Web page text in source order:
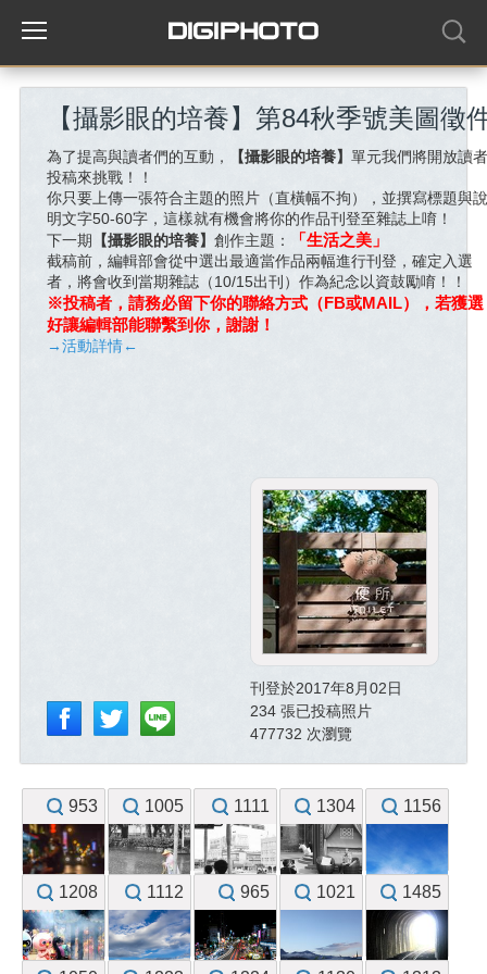
【攝影眼的培養】第84秋季號美圖徵
為了提高與讀者們的互動， 【攝影眼的培養】單元我們將開放讀
投稿來挑戰！！
你只要上傳一張符合主題的照片（直橫幅不拘），並撰寫標題與
明文字50-60字，這樣就有機會將你的作品刊登至雜誌上唷！
下一期 【攝影眼的培養】創作主題： 「生活之美 」
截稿前，編輯部會從中選出最適當作品兩幅進行刊登，確定入選
者，將會收到當期雜誌（10/15出刊）作為紀念以資鼓勵唷！！
※投稿者，請務必留下你的聯絡方式（FB或MAIL），若獲選
好讓編輯部能聯繫到你，謝謝！
→活動詳情←
刊登於2017年8月02日
234 張已投稿照片
477732 次瀏覽
953 1005 1111 1304 1156
1208 1112 965 1021 1485